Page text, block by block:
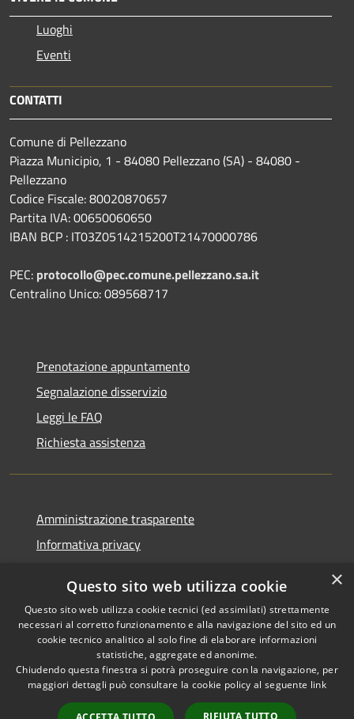
Luoghi
Eventi
CONTATTI
Comune di Pellezzano
Piazza Municipio, 1 - 84080 Pellezzano (SA) - 84080 -
Pellezzano
Codice Fiscale: 80020870657
Partita IVA: 00650060650
IBAN BCP : IT03Z0514215200T21470000786
PEC: protocollo@pec.comune.pellezzano.sa.it
Centralino Unico: 089568717
Prenotazione appuntamento
Segnalazione disservizio
Leggi le FAQ
Richiesta assistenza
Amministrazione trasparente
Informativa privacy
Dichiarazione di accessibilità
RSS
Accessibilità
Copyright © 2026 • Comune di
Pellezzano • Powered by
Municipium• Accesso
×
Questo sito web utilizza cookie
Questo sito web utilizza cookie tecnici (ed assimilati) strettamente
necessari al corretto funzionamento e alla navigazione del sito ed un
cookie tecnico analitico al solo fine di elaborare informazioni
statistiche, aggregate ed anonime.
Chiudendo questa finestra si potrà proseguire con la navigazione, per
maggiori dettagli può consultare la cookie policy al seguente link
RIFIUTA TUTTO